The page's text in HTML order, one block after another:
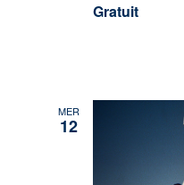
Gratuit
MER
12